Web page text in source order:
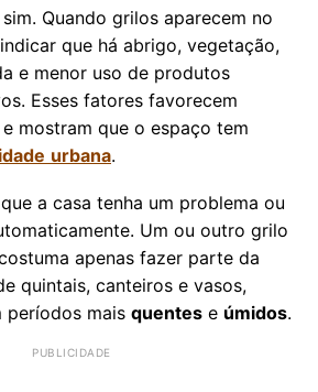
Quando grilos aparecem no
que há abrigo, vegetação,
e menor uso de produtos
Esses fatores favorecem
mostram que o espaço tem
urbana.
a casa tenha um problema ou
Um ou outro grilo
apenas fazer parte da
quintais, canteiros e vasos,
períodos mais quentes e úmidos.